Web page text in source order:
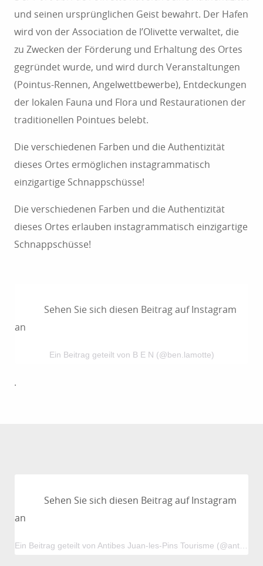
und seinen ursprünglichen Geist bewahrt. Der Hafen
wird von der Association de l’Olivette verwaltet, die
zu Zwecken der Förderung und Erhaltung des Ortes
gegründet wurde, und wird durch Veranstaltungen
(Pointus-Rennen, Angelwettbewerbe), Entdeckungen
der lokalen Fauna und Flora und Restaurationen der
traditionellen Pointues belebt.
Die verschiedenen Farben und die Authentizität
dieses Ortes ermöglichen instagrammatisch
einzigartige Schnappschüsse!
Die verschiedenen Farben und die Authentizität
dieses Ortes erlauben instagrammatisch einzigartige
Schnappschüsse!
Sehen Sie sich diesen Beitrag auf Instagram
an
Ein Beitrag geteilt von B E N (@ben.lamotte)
.
Sehen Sie sich diesen Beitrag auf Instagram
an